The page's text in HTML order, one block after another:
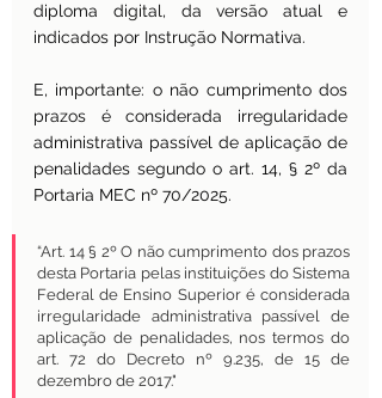
diploma digital, da versão atual e
indicados por Instrução Normativa.
E, importante: o não cumprimento dos
prazos é considerada irregularidade
administrativa passível de aplicação de
penalidades segundo o art. 14, § 2º da
Portaria MEC nº 70/2025.
“Art. 14 § 2º O não cumprimento dos prazos
desta Portaria pelas instituições do Sistema
Federal de Ensino Superior é considerada
irregularidade administrativa passível de
aplicação de penalidades, nos termos do
art. 72 do Decreto nº 9.235, de 15 de
dezembro de 2017."